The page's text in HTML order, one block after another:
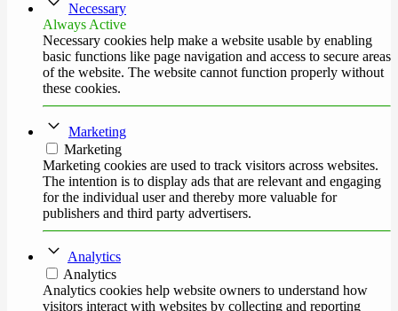
Necessary
Always Active
Necessary cookies help make a website usable by enabling
basic functions like page navigation and access to secure areas
of the website. The website cannot function properly without
these cookies.
Marketing
Marketing
Marketing cookies are used to track visitors across websites.
The intention is to display ads that are relevant and engaging
for the individual user and thereby more valuable for
publishers and third party advertisers.
Analytics
Analytics
Analytics cookies help website owners to understand how
visitors interact with websites by collecting and reporting